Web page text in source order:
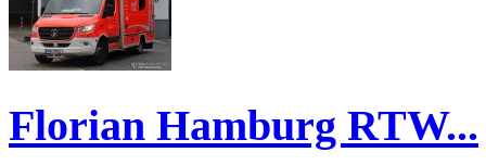
Florian Hamburg RTW...